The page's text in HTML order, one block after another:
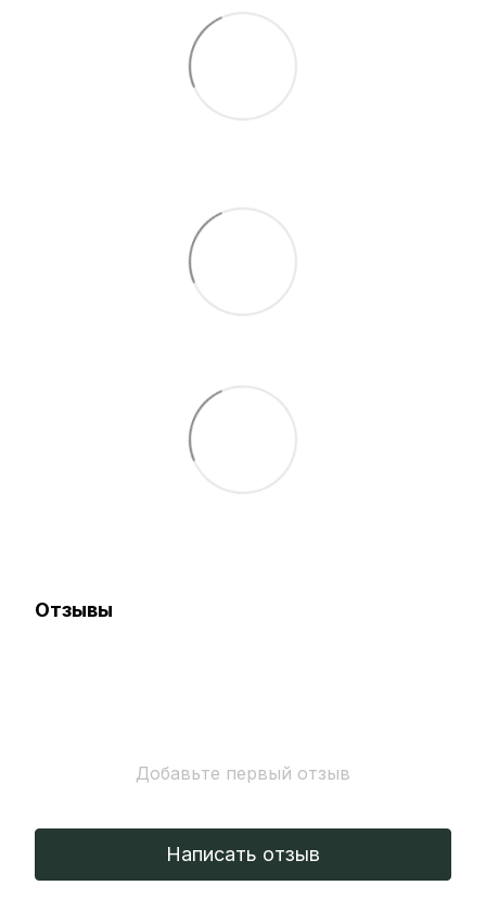
Отзывы
Добавьте первый отзыв
Написать отзыв